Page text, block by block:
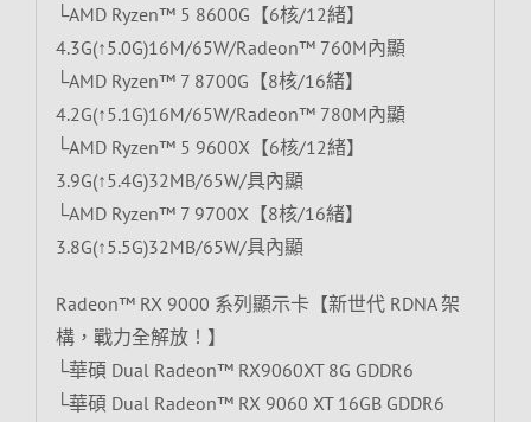
└AMD Ryzen™ 5 8600G【6核/12緒】
4.3G(↑5.0G)16M/65W/Radeon™ 760M內顯
└AMD Ryzen™ 7 8700G【8核/16緒】
4.2G(↑5.1G)16M/65W/Radeon™ 780M內顯
└AMD Ryzen™ 5 9600X【6核/12緒】
3.9G(↑5.4G)32MB/65W/具內顯
└AMD Ryzen™ 7 9700X【8核/16緒】
3.8G(↑5.5G)32MB/65W/具內顯
Radeon™ RX 9000 系列顯示卡【新世代 RDNA 架
構，戰力全解放！】
└華碩 Dual Radeon™ RX9060XT 8G GDDR6
└華碩 Dual Radeon™ RX 9060 XT 16GB GDDR6